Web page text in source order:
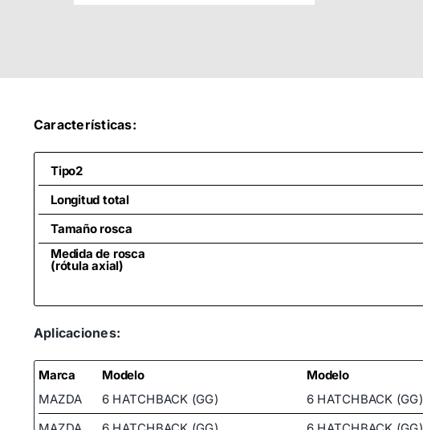
Características:
Tipo2
Longitud total
Tamaño rosca
Medida de rosca
(rótula axial)
Aplicaciones:
Marca Modelo Modelo
MAZDA
6 HATCHBACK (GG) 6 HATCHBACK (GG)